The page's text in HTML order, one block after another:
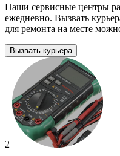
Наши сервисные центры
ежедневно. Вызвать
для ремонта на месте
Вызвать курьера
2